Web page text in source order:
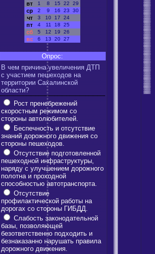
вт 1 8 15 22 29
ср 2 9 16 23 30
чт 3 10 17 24
пт 4 11 18 25
сб 5 12 19 26
вс 6 13 20 27
Опрос:
В чем причина увеличения ДТП
с участием пешеходов на
территории Сахалинской
области?
Рост пренебрежений
скоростным режимом со
стороны автолюбителей.
Беспечность и отсутствие
знаний дорожного движения со
стороны пешеходов.
Отсутствие подготовленной
пешеходной инфраструктуры,
наряду с улучшением дорожного
полотна и проходной
способностью автотранспорта.
Отсутствие
профилактической работы на
дорогах со стороны ГИБДД.
Слабость законодательной
базы, позволяющей
безответственно подходить и
безнаказанно нарушать правила
дорожного движения.